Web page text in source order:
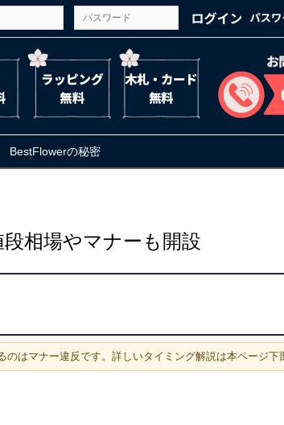
BestFlowerの秘密
相場やマナーも開設
のはマナー違反です。詳しいタイミング解説は本ページ下